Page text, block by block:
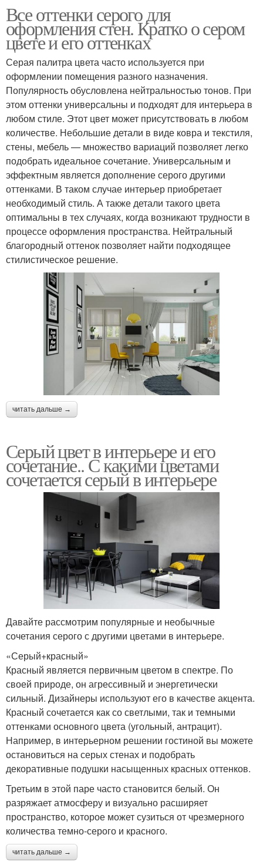
Все оттенки серого для
оформления стен. Кратко о сером
цвете и его оттенках
Серая палитра цвета часто используется при
оформлении помещения разного назначения.
Популярность обусловлена нейтральностью тонов. При
этом оттенки универсальны и подходят для интерьера в
любом стиле. Этот цвет может присутствовать в любом
количестве. Небольшие детали в виде ковра и текстиля,
стены, мебель — множество вариаций позволяет легко
подобрать идеальное сочетание. Универсальным и
эффектным является дополнение серого другими
оттенками. В таком случае интерьер приобретает
необходимый стиль. А также детали такого цвета
оптимальны в тех случаях, когда возникают трудности в
процессе оформления пространства. Нейтральный
благородный оттенок позволяет найти подходящее
стилистическое решение.
читать дальше →
Серый цвет в интерьере и его
сочетание.. С какими цветами
сочетается серый в интерьере
Давайте рассмотрим популярные и необычные
сочетания серого с другими цветами в интерьере.
«Серый+красный»
Красный является первичным цветом в спектре. По
своей природе, он агрессивный и энергетически
сильный. Дизайнеры используют его в качестве акцента.
Красный сочетается как со светлыми, так и темными
оттенками основного цвета (угольный, антрацит).
Например, в интерьерном решении гостиной вы можете
остановиться на серых стенах и подобрать
декоративные подушки насыщенных красных оттенков.
Третьим в этой паре часто становится белый. Он
разряжает атмосферу и визуально расширяет
пространство, которое может сузиться от чрезмерного
количества темно-серого и красного.
читать дальше →